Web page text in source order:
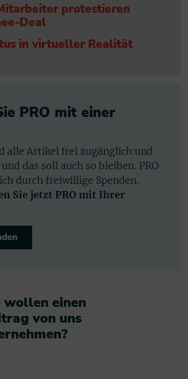
protestieren
Deal
in virtueller Realität
PRO mit einer
alle Artikel frei zugänglich und
das soll auch so bleiben. PRO
durch freiwillige Spenden.
Sie jetzt PRO mit Ihrer
wollen einen
von uns